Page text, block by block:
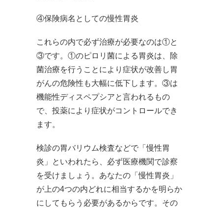
④保険病名としての慢性胃炎
これらの内で必ず治療が必要なのは①と
③です。①のピロリ菌による胃炎は、除
菌治療を行うことにより症状が改善し胃
がんの危険性も大幅に低下します。③は
機能性ディスペプシアと言われるもの
で、投薬により症状がコントロールでき
ます。
検診の胃バリウム検査などで「慢性胃
炎」といわれたら、必ず医療機関で診察
を受けましょう。あなたの「慢性胃炎」
が上の4つの内どれに相当するかを明らか
にしてもらう必要があるからです。その